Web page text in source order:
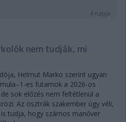
4 napja
nem tudják, mi
Helmut Marko szerint ugyan
es futamok a 2026-os
sok előzés nem feltétlenül a
Az osztrák szakember úgy véli,
tudja, hogy számos manőver